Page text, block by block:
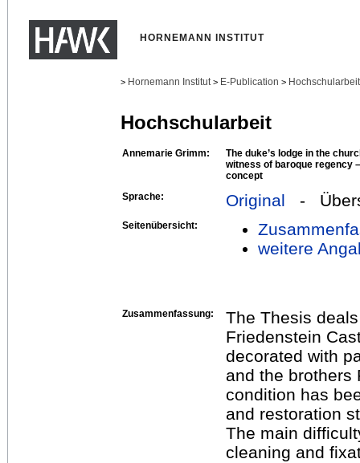
HORNEMANN INSTITUT
> Hornemann Institut > E-Publication >
Hochschularbeit
Annemarie Grimm:
The duke’s lodge in the
witness of baroque regency
concept
Sprache:
Original -
Seitenübersicht:
weitere
Zusammenfassung:
The Thesis
Friedenstein
decorated with
and the brothers
condition has
and restoration
The main
cleaning and